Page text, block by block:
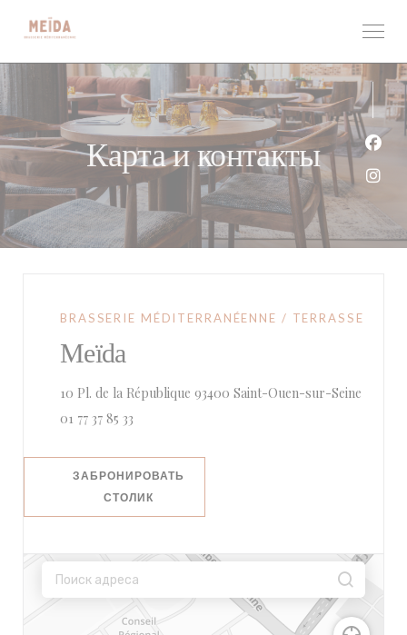
Карта и контакты
BRASSERIE MÉDITERRANÉENNE / TERRASSE
Meïda
10 Pl. de la République 93400 Saint-Ouen-sur-Seine
01 77 37 85 33
ЗАБРОНИРОВАТЬ
СТОЛИК